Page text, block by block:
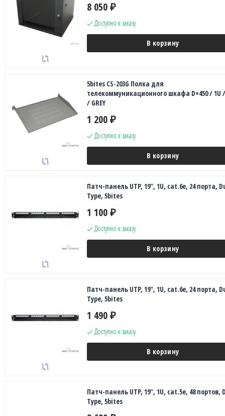
8 050 ₽
Доступно к заказу
В корзину
5bites CS-203G Полка для
телекоммуникационного шкафа D=450 / 1U
/ GREY
1 200 ₽
Доступно к заказу
В корзину
Патч-панель UTP, 19", 1U, cat.6e, 24 порта,
Type, 5bites
1 100 ₽
Доступно к заказу
В корзину
Патч-панель UTP, 19", 1U, cat.6e, 24 порта,
Type, 5bites
1 490 ₽
Доступно к заказу
В корзину
Патч-панель UTP, 19", 1U, cat.5e, 48 портов,
Type, 5bites